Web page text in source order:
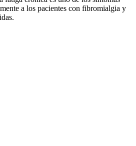
a los pacientes con fibromialgia y